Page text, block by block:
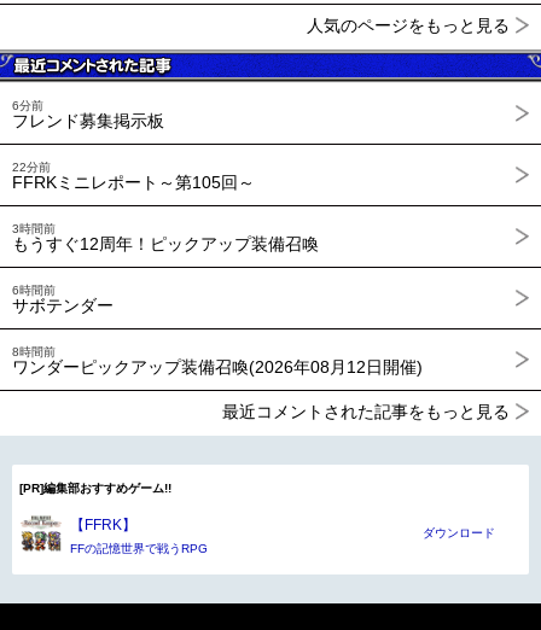
人気のページをもっと見る
6分前
フレンド募集掲示板
22分前
FFRKミニレポート～第105回～
3時間前
もうすぐ12周年！ピックアップ装備召喚
6時間前
サボテンダー
8時間前
ワンダーピックアップ装備召喚(2026年08月12日開催)
最近コメントされた記事をもっと見る
[PR]編集部おすすめゲーム!!
【FFRK】
FFの記憶世界で戦うRPG
ダウンロード